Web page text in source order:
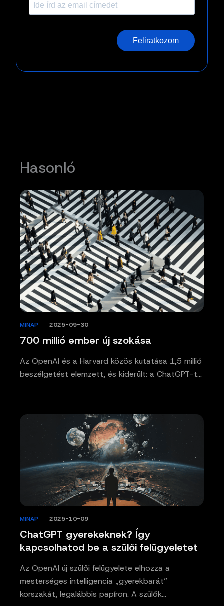
Feliratkozom
Hasonló
700 millió ember új szokása
MINAP 2025-09-30
Az OpenAI és a Harvard közös kutatása 1,5 millió
beszélgetést elemzett, és kiderült: a ChatGPT-t…
ChatGPT gyerekeknek? Így
kapcsolhatod be a szülői felügyeletet
MINAP 2025-10-09
Az OpenAI új szülői felügyelete elhozza a
mesterséges intelligencia „gyerekbarát”
korszakát, legalábbis papíron. A szülők…